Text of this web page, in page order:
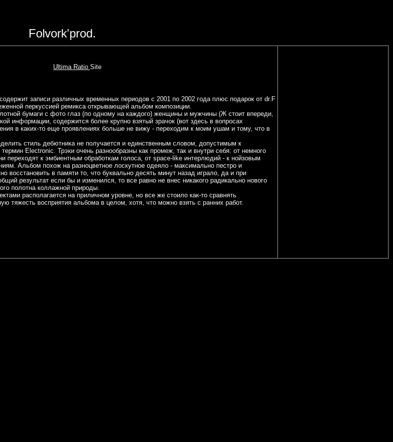
Folvork'prod.
Ultima Ratio Site
записи различных временных периодов с 2001 по 2002 года плюс подарок от dr.F
перкуссией ремикса открывающей альбом композиции.
бумаги с фото глаз (по одному на каждого) женщины и мужчины (Ж стоит впереди,
информации, содержится более крупно взятый зрачок (вот здесь в вопросах
в каких-то еще проявлениях больше не вижу - переходим к моим ушам и тому, что в
стиль дебютника не получается и единственным словом, допустимым к
Electronic. Трэки очень разнообразны как промеж, так и внутри себя: от немного
переходят к эмбиентным обработкам голоса, от space-like интерлюдий - к нойзовым
Альбом похож на разноцветное лоскутное одеяло - максимально пестро и
восстановить в памяти то, что буквально десять минут назад играло, да и при
результат если бы и изменился, то все равно не внес никакого радикально нового
полотна коллажной природы.
располагается на приличном уровне, но все же стоило как-то сравнять
тяжесть восприятия альбома в целом, хотя, что можно взять с ранних работ.